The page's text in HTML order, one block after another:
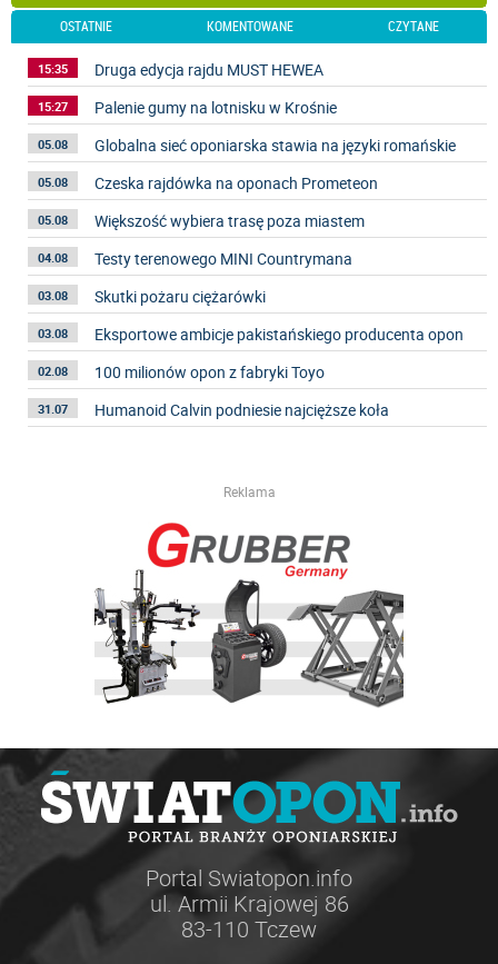
OSTATNIE KOMENTOWANE CZYTANE
15:35 Druga edycja rajdu MUST HEWEA
15:27 Palenie gumy na lotnisku w Krośnie
05.08 Globalna sieć oponiarska stawia na języki romańskie
05.08 Czeska rajdówka na oponach Prometeon
05.08 Większość wybiera trasę poza miastem
04.08 Testy terenowego MINI Countrymana
03.08 Skutki pożaru ciężarówki
03.08 Eksportowe ambicje pakistańskiego producenta opon
02.08 100 milionów opon z fabryki Toyo
31.07 Humanoid Calvin podniesie najcięższe koła
Reklama
Portal Swiatopon.info
ul. Armii Krajowej 86
83-110 Tczew